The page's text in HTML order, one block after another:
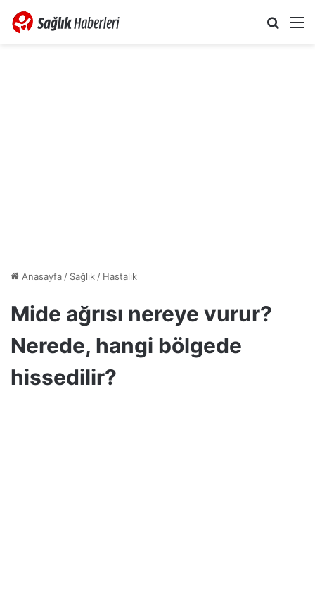
Anasayfa/ Sağlık/ Hastalık
Mide ağrısı nereye vurur?
Nerede, hangi bölgede
hissedilir?